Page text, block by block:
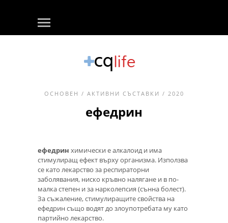
ОСНОВЕН / АКТИВНИ СЪСТАВКИ / 2020
ефедрин
ефедрин химически е алкалоид и има
стимулиращ ефект върху организма. Използва
се като лекарство за респираторни
заболявания, ниско кръвно налягане и в по-
малка степен и за нарколепсия (сънна болест).
За съжаление, стимулиращите свойства на
ефедрин също водят до злоупотребата му като
партийно лекарство.